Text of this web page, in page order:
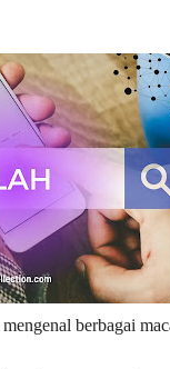
berbagai